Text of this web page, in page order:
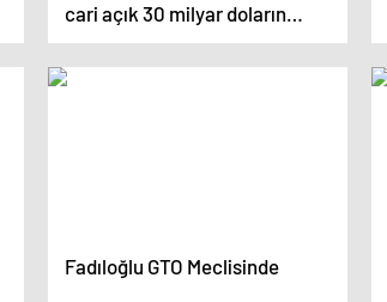
cari açık 30 milyar doların
biraz üzerine gerileyecek
Fadıloğlu GTO Meclisinde